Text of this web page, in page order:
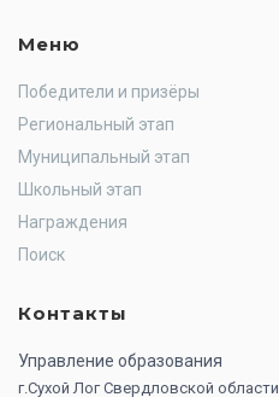
Меню
Победители и призёры
Региональный этап
Муниципальный этап
Школьный этап
Награждения
Поиск
Контакты
Управление образования
г.Сухой Лог Свердловской области